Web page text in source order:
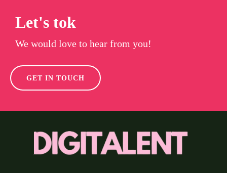
Let's tok
We would love to hear from you!
GET IN TOUCH